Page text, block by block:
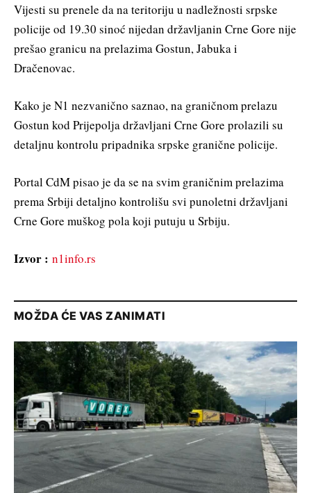
Vijesti su prenele da na teritoriju u nadležnosti srpske
policije od 19.30 sinoć nijedan državljanin Crne Gore nije
prešao granicu na prelazima Gostun, Jabuka i
Dračenovac.
Kako je N1 nezvanično saznao, na graničnom prelazu
Gostun kod Prijepolja državljani Crne Gore prolazili su
detaljnu kontrolu pripadnika srpske granične policije.
Portal CdM pisao je da se na svim graničnim prelazima
prema Srbiji detaljno kontrolišu svi punoletni državljani
Crne Gore muškog pola koji putuju u Srbiju.
Izvor : n1info.rs
MOŽDA ĆE VAS ZANIMATI